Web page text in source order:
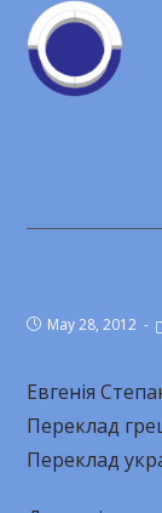
May 28, 2012
Евгенія
Переклад
Переклад